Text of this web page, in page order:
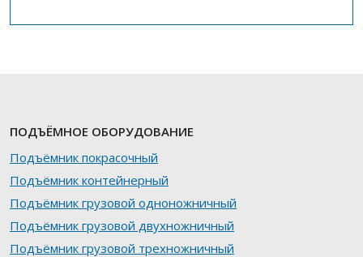
ПОДЪЁМНОЕ ОБОРУДОВАНИЕ
Подъёмник покрасочный
Подъёмник контейнерный
Подъёмник грузовой одноножничный
Подъёмник грузовой двухножничный
Подъёмник грузовой трехножничный